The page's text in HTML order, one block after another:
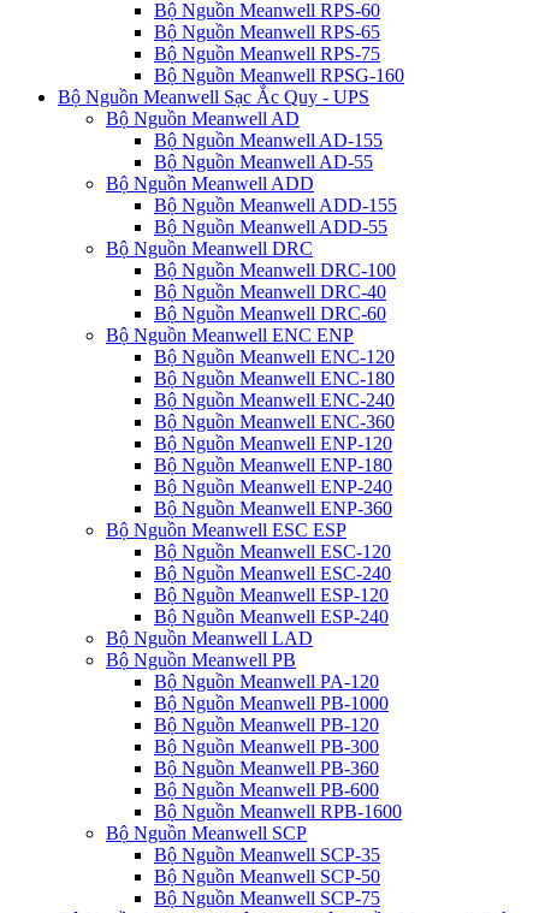
Bộ Nguồn Meanwell RPS-60
Bộ Nguồn Meanwell RPS-65
Bộ Nguồn Meanwell RPS-75
Bộ Nguồn Meanwell RPSG-160
Bộ Nguồn Meanwell Sạc Ắc Quy - UPS
Bộ Nguồn Meanwell AD
Bộ Nguồn Meanwell AD-155
Bộ Nguồn Meanwell AD-55
Bộ Nguồn Meanwell ADD
Bộ Nguồn Meanwell ADD-155
Bộ Nguồn Meanwell ADD-55
Bộ Nguồn Meanwell DRC
Bộ Nguồn Meanwell DRC-100
Bộ Nguồn Meanwell DRC-40
Bộ Nguồn Meanwell DRC-60
Bộ Nguồn Meanwell ENC ENP
Bộ Nguồn Meanwell ENC-120
Bộ Nguồn Meanwell ENC-180
Bộ Nguồn Meanwell ENC-240
Bộ Nguồn Meanwell ENC-360
Bộ Nguồn Meanwell ENP-120
Bộ Nguồn Meanwell ENP-180
Bộ Nguồn Meanwell ENP-240
Bộ Nguồn Meanwell ENP-360
Bộ Nguồn Meanwell ESC ESP
Bộ Nguồn Meanwell ESC-120
Bộ Nguồn Meanwell ESC-240
Bộ Nguồn Meanwell ESP-120
Bộ Nguồn Meanwell ESP-240
Bộ Nguồn Meanwell LAD
Bộ Nguồn Meanwell PB
Bộ Nguồn Meanwell PA-120
Bộ Nguồn Meanwell PB-1000
Bộ Nguồn Meanwell PB-120
Bộ Nguồn Meanwell PB-300
Bộ Nguồn Meanwell PB-360
Bộ Nguồn Meanwell PB-600
Bộ Nguồn Meanwell RPB-1600
Bộ Nguồn Meanwell SCP
Bộ Nguồn Meanwell SCP-35
Bộ Nguồn Meanwell SCP-50
Bộ Nguồn Meanwell SCP-75